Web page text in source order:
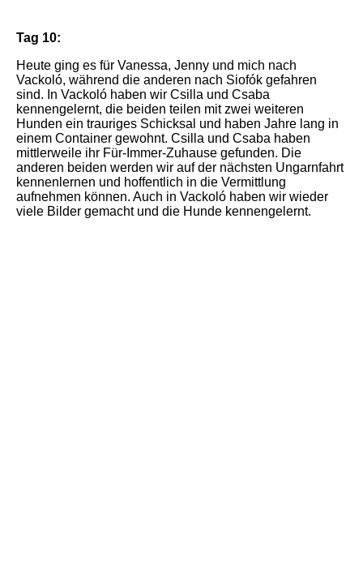
Tag 10:
Heute ging es für Vanessa, Jenny und mich nach
Vackoló, während die anderen nach Siofók gefahren
sind. In Vackoló haben wir Csilla und Csaba
kennengelernt, die beiden teilen mit zwei weiteren
Hunden ein trauriges Schicksal und haben Jahre lang in
einem Container gewohnt. Csilla und Csaba haben
mittlerweile ihr Für-Immer-Zuhause gefunden. Die
anderen beiden werden wir auf der nächsten Ungarnfahrt
kennenlernen und hoffentlich in die Vermittlung
aufnehmen können. Auch in Vackoló haben wir wieder
viele Bilder gemacht und die Hunde kennengelernt.